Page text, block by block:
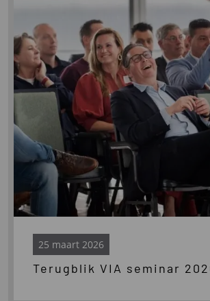
Terugblik VIA seminar
25 maart 2026
seminar
2026